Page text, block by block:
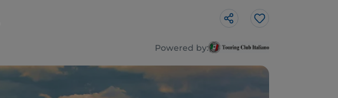
Like
Powered by: